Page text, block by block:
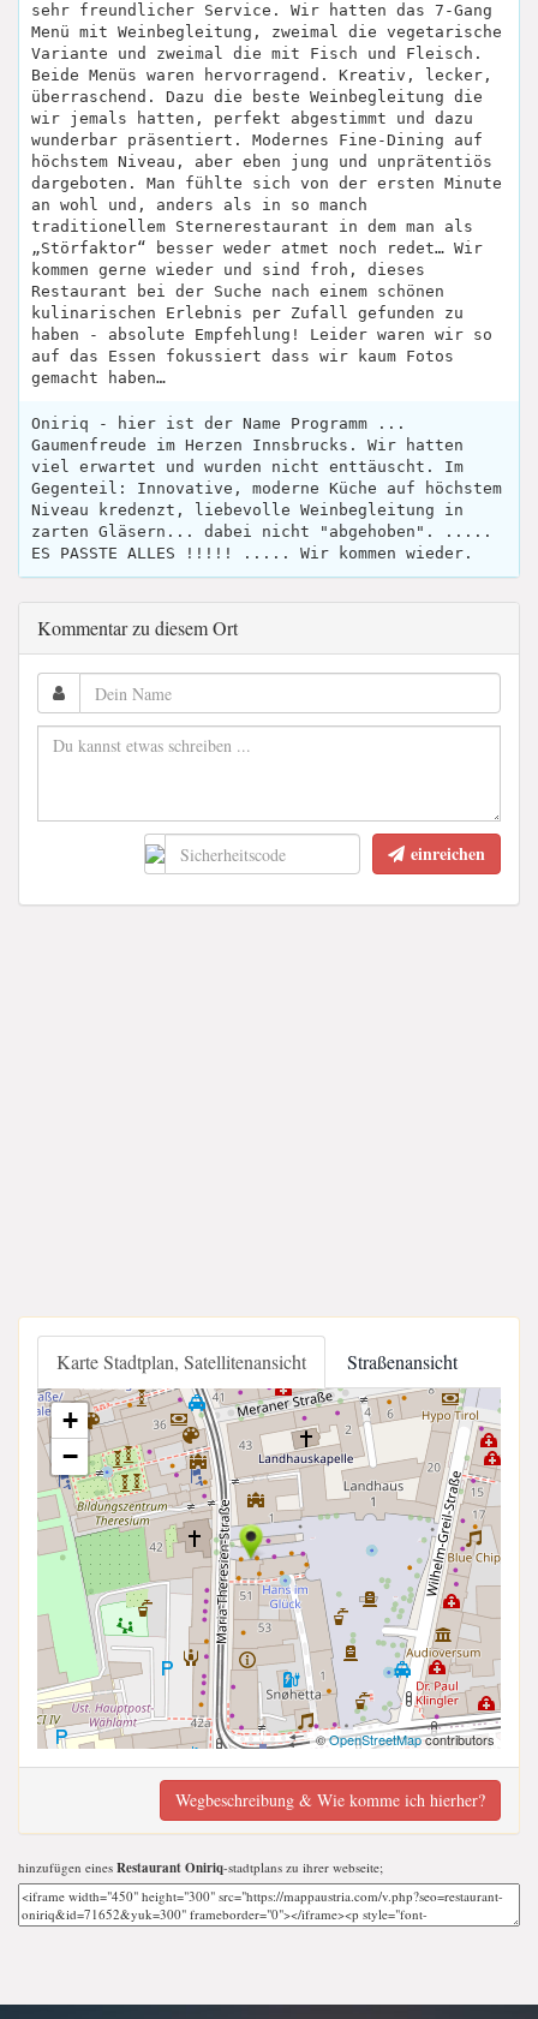
sehr freundlicher Service. Wir hatten das 7-Gang
Menü mit Weinbegleitung, zweimal die vegetarische
Variante und zweimal die mit Fisch und Fleisch.
Beide Menüs waren hervorragend. Kreativ, lecker,
überraschend. Dazu die beste Weinbegleitung die
wir jemals hatten, perfekt abgestimmt und dazu
wunderbar präsentiert. Modernes Fine-Dining auf
höchstem Niveau, aber eben jung und unprätentiös
dargeboten. Man fühlte sich von der ersten Minute
an wohl und, anders als in so manch
traditionellem Sternerestaurant in dem man als
„Störfaktor“ besser weder atmet noch redet… Wir
kommen gerne wieder und sind froh, dieses
Restaurant bei der Suche nach einem schönen
kulinarischen Erlebnis per Zufall gefunden zu
haben - absolute Empfehlung! Leider waren wir so
auf das Essen fokussiert dass wir kaum Fotos
gemacht haben…
Oniriq - hier ist der Name Programm ...
Gaumenfreude im Herzen Innsbrucks. Wir hatten
viel erwartet und wurden nicht enttäuscht. Im
Gegenteil: Innovative, moderne Küche auf höchstem
Niveau kredenzt, liebevolle Weinbegleitung in
zarten Gläsern... dabei nicht "abgehoben". .....
ES PASSTE ALLES !!!!! ..... Wir kommen wieder.
Kommentar zu diesem Ort
einreichen
Karte Stadtplan, Satellitenansicht Straßenansicht
+
−
©OpenStreetMapcontributors
Wegbeschreibung & Wie komme ich hierher?
hinzufügen eines Restaurant Oniriq-stadtplans zu ihrer webseite;